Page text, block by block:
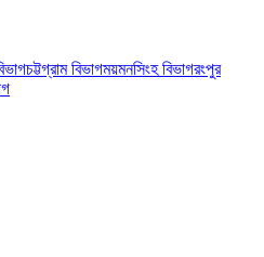
চট্টগ্রাম বিভাগময়মনসিংহ বিভাগরংপুর